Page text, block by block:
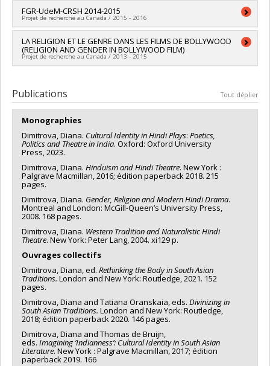
Chercheur principal : Diana Dimitrova
Sources de financement :CRSH/Conseil de recherches en
sciences humaines du Canada
Programmes de subvention :PVX20020-Subvention
institutionnelle du CRSH - Subventions d'exploration
FGR-UdeM-CRSH 2014-2015
Projet de recherche au Canada / 2015 - 2016
Sources de financement :CRSH/Conseil de recherches en
sciences humaines du Canada
Programmes de subvention :
LA RELIGION ET LE GENRE DANS LES FILMS DE BOLLYWOOD
(RELIGION AND GENDER IN BOLLYWOOD FILM)
Projet de recherche au Canada / 2013 - 2015
Sources de financement :
CRSH/Conseil de recherches en
sciences humaines du Canada
Programmes de subvention :PVX20020-Subvention
institutionnelle du CRSH - Subventions d'exploration
Publications Tout déplier
Monographies
Dimitrova, Diana. Cultural Identity in Hindi Plays: Poetics,
Politics and Theatre in India. Oxford: Oxford University
Press, 2023.
Dimitrova, Diana. Hinduism and Hindi Theatre. New York :
Palgrave Macmillan, 2016; édition paperback 2018. 215
pages.
Dimitrova, Diana. Gender, Religion and Modern Hindi Drama.
Montreal and London: McGill-Queen’s University Press,
2008. 168 pages.
Dimitrova, Diana. Western Tradition and Naturalistic Hindi
Theatre. New York: Peter Lang, 2004. xi129 p.
Ouvrages collectifs
Dimitrova, Diana, ed. Rethinking the Body in South Asian
Traditions. London and New York: Routledge, 2021. 152
pages.
Dimitrova, Diana and Tatiana Oranskaia, eds. Divinizing in
South Asian Traditions. London and New York: Routledge,
2018; édition paperback 2020. 146 pages.
Dimitrova, Diana and Thomas de Bruijn,
eds. Imagining ’Indianness’: Cultural Identity inSouth Asian
Literature. New York : Palgrave Macmillan, 2017; édition
paperback 2019. 166